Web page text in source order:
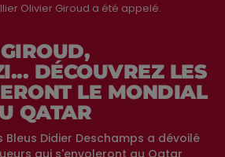
Olivier Giroud a été appelé.
DÉCOUVREZ LES
LE MONDIAL
QATAR
Bleus Didier Deschamps a dévoilé